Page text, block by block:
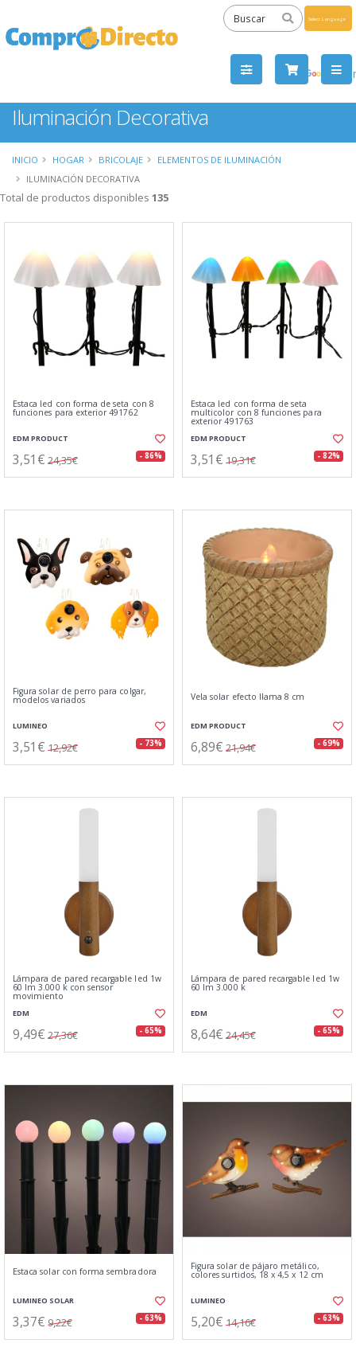
by
Iluminación Decorativa
INICIO HOGAR BRICOLAJE
ELEMENTOS DE ILUMINACIÓN
ILUMINACIÓN DECORATIVA
Total de productos disponibles 135
Estaca led con forma de seta con 8
funciones para exterior 491762
EDM PRODUCT
3,51€ 24,35€ - 86%
Estaca led con forma de seta
multicolor con 8 funciones para
exterior 491763
EDM PRODUCT
3,51€ 19,31€ - 82%
Figura solar de perro para colgar,
modelos variados
LUMINEO
3,51€ 12,92€ - 73%
Vela solar efecto llama 8 cm
EDM PRODUCT
6,89€ 21,94€ - 69%
Lámpara de pared recargable led 1w
60 lm 3.000 k con sensor
movimiento
EDM
9,49€ 27,36€ - 65%
Lámpara de pared recargable led 1w
60 lm 3.000 k
EDM
8,64€ 24,45€ - 65%
Estaca solar con forma sembradora
LUMINEO SOLAR
3,37€ 9,22€ - 63%
Figura solar de pájaro metálico,
colores surtidos, 18 x 4,5 x 12 cm
LUMINEO
5,20€ 14,16€ - 63%